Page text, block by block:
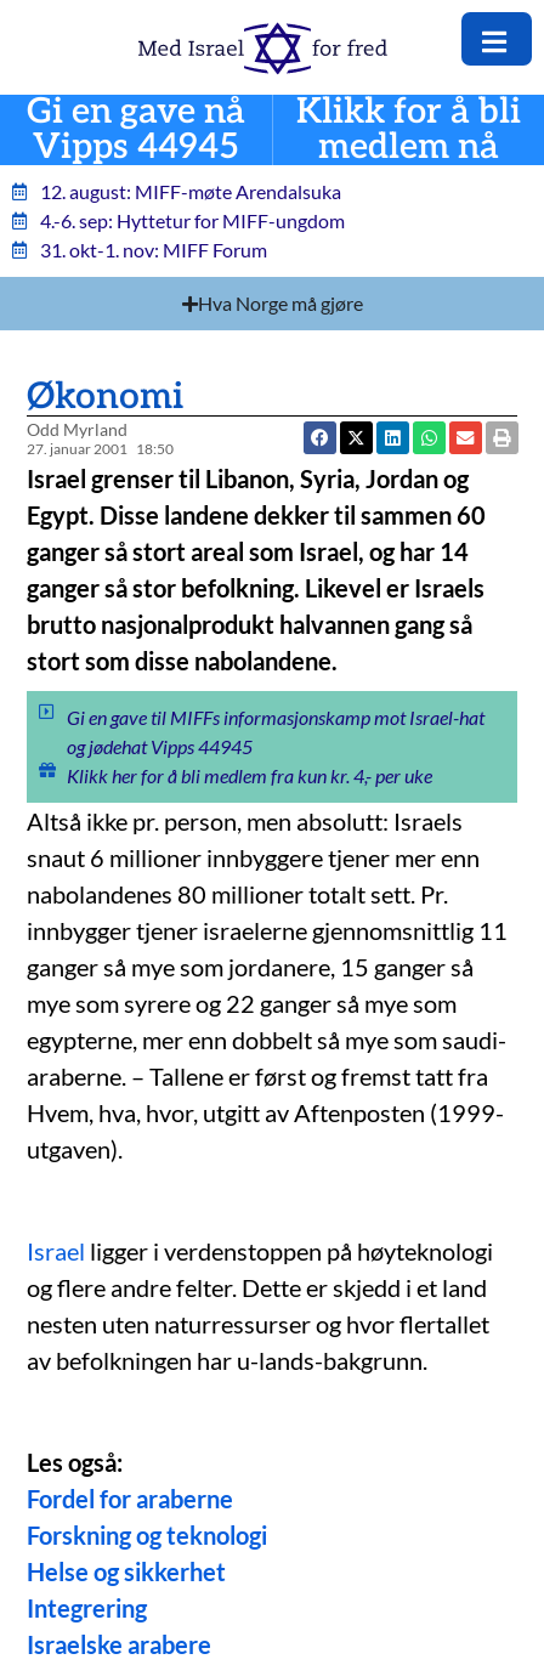
Gi en gave nå
Vipps 44945
Klikk for å bli
medlem nå
12. august: MIFF-møte Arendalsuka
4.-6. sep: Hyttetur for MIFF-ungdom
31. okt-1. nov: MIFF Forum
Hva Norge må gjøre
Økonomi
Odd Myrland
27. januar 2001 18:50
Israel grenser til Libanon, Syria, Jordan og
Egypt. Disse landene dekker til sammen 60
ganger så stort areal som Israel, og har 14
ganger så stor befolkning. Likevel er Israels
brutto nasjonalprodukt halvannen gang så
stort som disse nabolandene.
Gi en gave til MIFFs informasjonskamp mot Israel-hat
og jødehat Vipps 44945
Klikk her for å bli medlem fra kun kr. 4,- per uke
Altså ikke pr. person, men absolutt: Israels
snaut 6 millioner innbyggere tjener mer enn
nabolandenes 80 millioner totalt sett. Pr.
innbygger tjener israelerne gjennomsnittlig 11
ganger så mye som jordanere, 15 ganger så
mye som syrere og 22 ganger så mye som
egypterne, mer enn dobbelt så mye som saudi-
araberne. – Tallene er først og fremst tatt fra
Hvem, hva, hvor, utgitt av Aftenposten (1999-
utgaven).
Israel ligger i verdenstoppen på høyteknologi
og flere andre felter. Dette er skjedd i et land
nesten uten naturressurser og hvor flertallet
av befolkningen har u-lands-bakgrunn.
Les også:
Fordel for araberne
Forskning og teknologi
Helse og sikkerhet
Integrering
Israelske arabere